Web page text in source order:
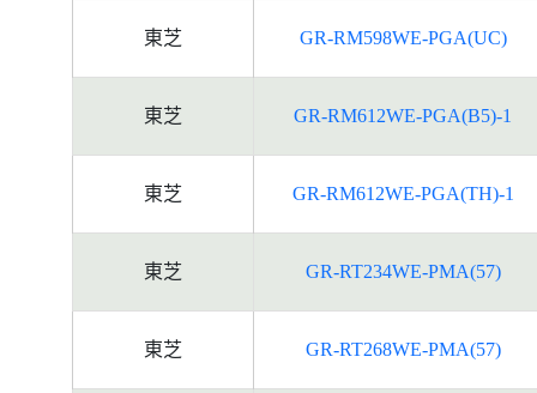
東芝 GR-RM598WE-PGA(UC)
東芝 GR-RM612WE-PGA(B5)-1
東芝 GR-RM612WE-PGA(TH)-1
東芝 GR-RT234WE-PMA(57)
東芝 GR-RT268WE-PMA(57)